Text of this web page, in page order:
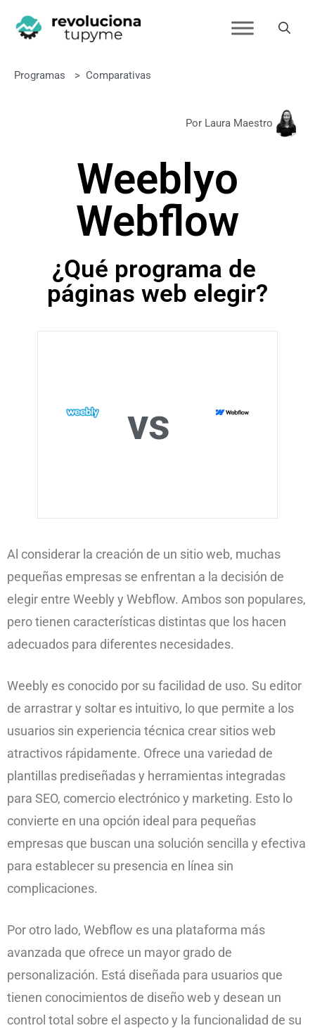
Programas > Comparativas
Por Laura Maestro
Weeblyo
Webflow
¿Qué programa de
páginas web elegir?
vs
Al considerar la creación de un sitio web, muchas
pequeñas empresas se enfrentan a la decisión de
elegir entre Weebly y Webflow. Ambos son populares,
pero tienen características distintas que los hacen
adecuados para diferentes necesidades.
Weebly es conocido por su facilidad de uso. Su editor
de arrastrar y soltar es intuitivo, lo que permite a los
usuarios sin experiencia técnica crear sitios web
atractivos rápidamente. Ofrece una variedad de
plantillas prediseñadas y herramientas integradas
para SEO, comercio electrónico y marketing. Esto lo
convierte en una opción ideal para pequeñas
empresas que buscan una solución sencilla y efectiva
para establecer su presencia en línea sin
complicaciones.
Por otro lado, Webflow es una plataforma más
avanzada que ofrece un mayor grado de
personalización. Está diseñada para usuarios que
tienen conocimientos de diseño web y desean un
control total sobre el aspecto y la funcionalidad de su